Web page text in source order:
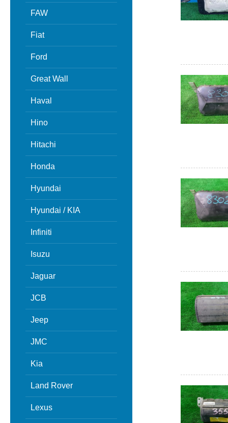
FAW
Fiat
Ford
Great Wall
Haval
Hino
Hitachi
Honda
Hyundai
Hyundai / KIA
Infiniti
Isuzu
Jaguar
JCB
Jeep
JMC
Kia
Land Rover
Lexus